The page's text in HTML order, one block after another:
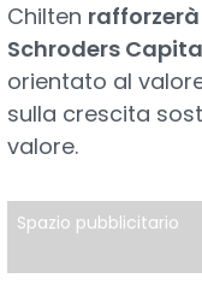
Chilten
Schroders
orientato al
sulla crescita
valore.
Spazio pubblicitario